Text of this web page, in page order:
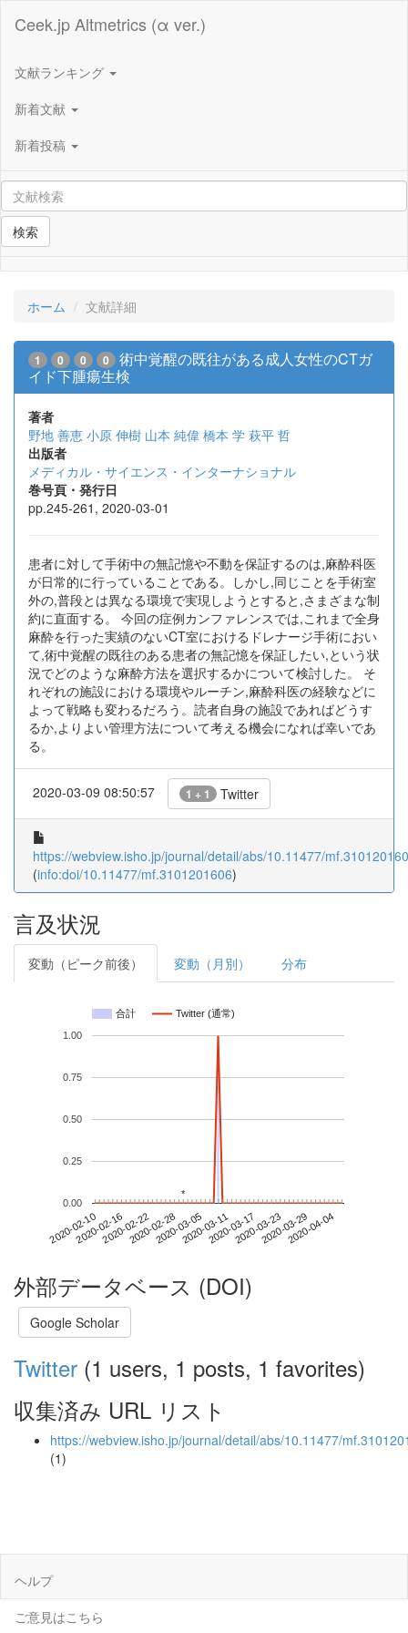
Ceek.jp Altmetrics (α ver.)
文献ランキング
新着文献
新着投稿
検索
ホーム 文献詳細
1 0 0 0
術中覚醒の既往がある成人女性のCTガ
イド下腫瘍生検
著者
野地 善恵 小原 伸樹 山本 純偉 橋本 学 萩平 哲
出版者
メディカル・サイエンス・インターナショナル
巻号頁・発行日
pp.245-261, 2020-03-01
患者に対して手術中の無記憶や不動を保証するのは,麻酔科医
が日常的に行っていることである。しかし,同じことを手術室
外の,普段とは異なる環境で実現しようとすると,さまざまな制
約に直面する。 今回の症例カンファレンスでは,これまで全身
麻酔を行った実績のないCT室におけるドレナージ手術におい
て,術中覚醒の既往のある患者の無記憶を保証したい,という状
況でどのような麻酔方法を選択するかについて検討した。 そ
れぞれの施設における環境やルーチン,麻酔科医の経験などに
よって戦略も変わるだろう。読者自身の施設であればどうす
るか,よりよい管理方法について考える機会になれば幸いであ
る。
2020-03-09 08:50:57 1 + 1 Twitter
https://webview.isho.jp/journal/detail/abs/10.11477/
(info:doi/10.11477/mf.3101201606)
言及状況
変動（ピーク前後） 変動（月別） 分布
合計 Twitter (通常)
2020-02-102020-02-162020-02-222020-02-282020-03-052020-03-112020-03-172020-03-232020-03-292020-04-04
0.00
0.25
0.50
0.75
1.00
**
外部データベース (DOI)
Google Scholar
Twitter (1 users, 1 posts, 1 favorites)
収集済み URL リスト
https://webview.isho.jp/journal/detail/abs/10.11477/
(1)
ヘルプ
ご意見はこちら